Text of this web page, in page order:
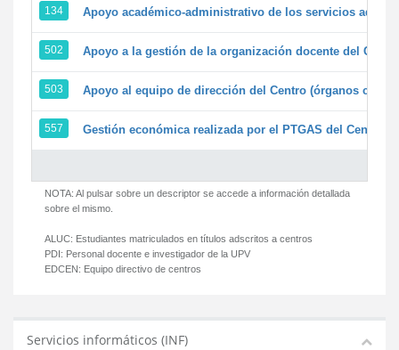
134 Apoyo académico-administrativo de los servicios
502 Apoyo a la gestión de la organización docente del
503 Apoyo al equipo de dirección del Centro (órganos
557 Gestión económica realizada por el PTGAS del Centro
NOTA: Al pulsar sobre un descriptor se accede a información detallada
sobre el mismo.
ALUC: Estudiantes matriculados en títulos adscritos a centros
PDI: Personal docente e investigador de la UPV
EDCEN: Equipo directivo de centros
Servicios informáticos (INF)